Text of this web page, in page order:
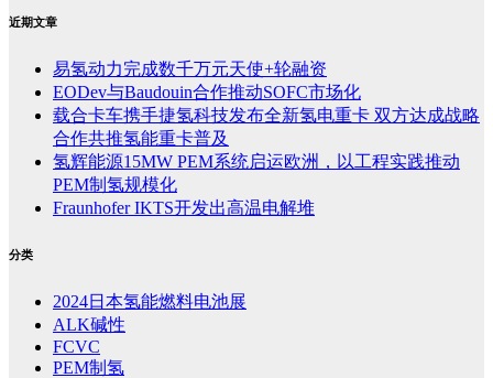
近期文章
易氢动力完成数千万元天使+轮融资
EODev与Baudouin合作推动SOFC市场化
载合卡车携手捷氢科技发布全新氢电重卡 双方达成战略
合作共推氢能重卡普及
氢辉能源15MW PEM系统启运欧洲，以工程实践推动
PEM制氢规模化
Fraunhofer IKTS开发出高温电解堆
分类
2024日本氢能燃料电池展
ALK碱性
FCVC
PEM制氢